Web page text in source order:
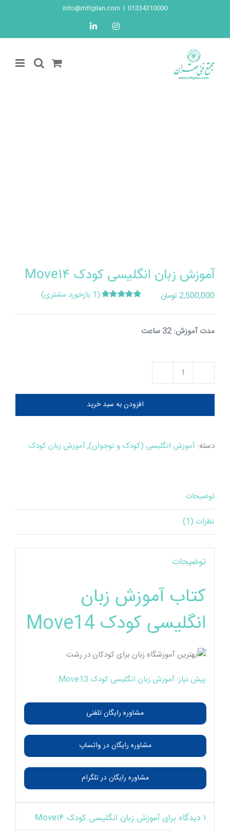
content
01334310000
|
info@mftgilan.com
Instagram
LinkedIn
آموزش زبان انگلیسی کودک Move14
2,500,000 تومان
5.00از 5 در
(
1 بازخورد مشتری)
مدت آموزش: 32 ساعت
آموزش
زبان
عدد
افزودن به سبد خرید
دسته: آموزش انگلیسی (کودک و نوجوان),آموزش زبان کودک
توضیحات
نظرات (1)
توضیحات
کتاب آموزش زبان
انگلیسی کودک Move14
پیش نیاز: آموزش زبان انگلیسی کودک Move13
مشاوره رایگان تلفنی
مشاوره رایگان در واتساپ
مشاوره رایگان در تلگرام
1 دیدگاه برای آموزش زبان انگلیسی کودک Move14